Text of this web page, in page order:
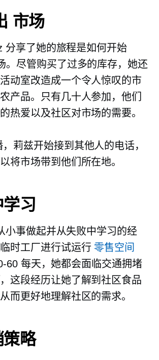
市场
分享了她的旅程是如何开始
。尽管购买了过多的库存，她还
动室改造成一个令人惊叹的市
产品。只有几十人参加，他们
热爱以及社区对市场的需要。
莉兹开始接到其他人的电话，
将市场带到他们所在地。
习
小事做起并从失败中学习的经
时工厂进行试运行 零售空间
60每天，她都会面临交通拥堵
这段经历让她了解到社区食品
而更好地理解社区的需求。
略